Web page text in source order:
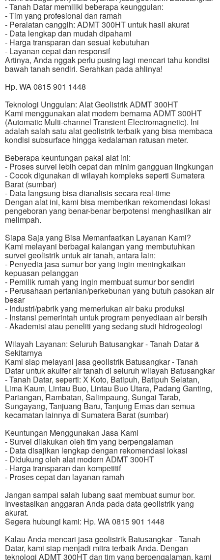
- Tanah Datar memiliki beberapa keunggulan:
- Tim yang profesional dan ramah
- Peralatan canggih: ADMT 300HT untuk hasil akurat
- Data lengkap dan mudah dipahami
- Harga transparan dan sesuai kebutuhan
- Layanan cepat dan responsif
Artinya, Anda nggak perlu pusing lagi mencari tahu kondisi
bawah tanah sendiri. Serahkan pada ahlinya!
Hp. WA 0815 901 1448
Teknologi Unggulan: Alat Geolistrik ADMT 300HT
Kami menggunakan alat modern bernama ADMT 300HT
(Automatic Multi-channel Transient Electromagnetic). Ini
adalah salah satu alat geolistrik terbaik yang bisa membaca
kondisi subsurface hingga kedalaman ratusan meter.
Beberapa keuntungan pakai alat ini:
- Proses survei lebih cepat dan minim gangguan lingkungan
- Cocok digunakan di wilayah kompleks seperti Sumatera
Barat (sumbar)
- Data langsung bisa dianalisis secara real-time
Dengan alat ini, kami bisa memberikan rekomendasi lokasi
pengeboran yang benar-benar berpotensi menghasilkan air
melimpah.
Siapa Saja yang Bisa Memanfaatkan Layanan Kami?
Kami melayani berbagai kalangan yang membutuhkan
survei geolistrik untuk air tanah, antara lain:
- Penyedia jasa sumur bor yang ingin meningkatkan
kepuasan pelanggan
- Pemilik rumah yang ingin membuat sumur bor sendiri
- Perusahaan pertanian/perkebunan yang butuh pasokan air
besar
- Industri/pabrik yang memerlukan air baku produksi
- Instansi pemerintah untuk program penyediaan air bersih
- Akademisi atau peneliti yang sedang studi hidrogeologi
Wilayah Layanan: Seluruh Batusangkar - Tanah Datar &
Sekitarnya
Kami siap melayani jasa geolistrik Batusangkar - Tanah
Datar untuk akuifer air tanah di seluruh wilayah Batusangkar
- Tanah Datar, seperti: X Koto, Batipuh, Batipuh Selatan,
Lima Kaum, Lintau Buo, Lintau Buo Utara, Padang Ganting,
Pariangan, Rambatan, Salimpaung, Sungai Tarab,
Sungayang, Tanjuang Baru, Tanjung Emas dan semua
kecamatan lainnya di Sumatera Barat (sumbar)
Keuntungan Menggunakan Jasa Kami
- Survei dilakukan oleh tim yang berpengalaman
- Data disajikan lengkap dengan rekomendasi lokasi
- Didukung oleh alat modern ADMT 300HT
- Harga transparan dan kompetitif
- Proses cepat dan layanan ramah
Jangan sampai salah lubang saat membuat sumur bor.
Investasikan anggaran Anda pada data geolistrik yang
akurat.
Segera hubungi kami: Hp. WA 0815 901 1448
Kalau Anda mencari jasa geolistrik Batusangkar - Tanah
Datar, kami siap menjadi mitra terbaik Anda. Dengan
teknologi ADMT 300HT dan tim yang berpengalaman, kami